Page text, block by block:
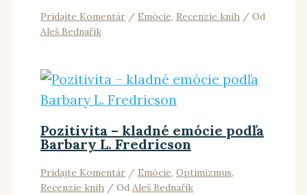
Pridajte Komentár / Emócie, Recenzie kníh/ Od
Aleš Bednařík
Pozitivita – kladné emócie podľa
Barbary L. Fredricson
Pridajte Komentár / Emócie, Optimizmus,
Recenzie kníh/ Od Aleš Bednařík